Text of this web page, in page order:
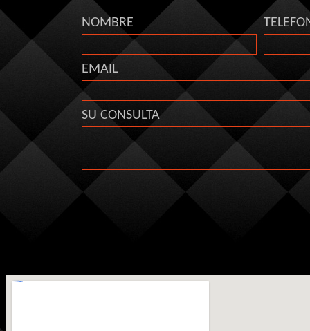
NOMBRE
EMAIL
SU CONSULTA